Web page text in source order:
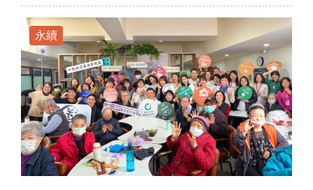
永續